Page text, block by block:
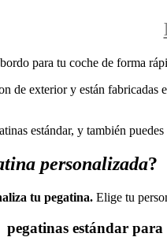
para tu coche de forma
de exterior y están
estándar, y también
personalizada?
tu pegatina. Elige tu
pegatinas estándar para